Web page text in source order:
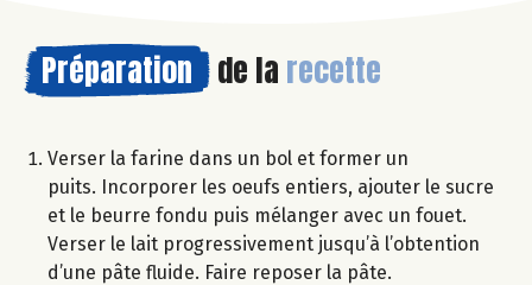
Préparation de la recette
Verser la farine dans un bol et former un
puits. Incorporer les oeufs entiers, ajouter le sucre
et le beurre fondu puis mélanger avec un fouet.
Verser le lait progressivement jusqu’à l’obtention
d’une pâte fluide. Faire reposer la pâte.